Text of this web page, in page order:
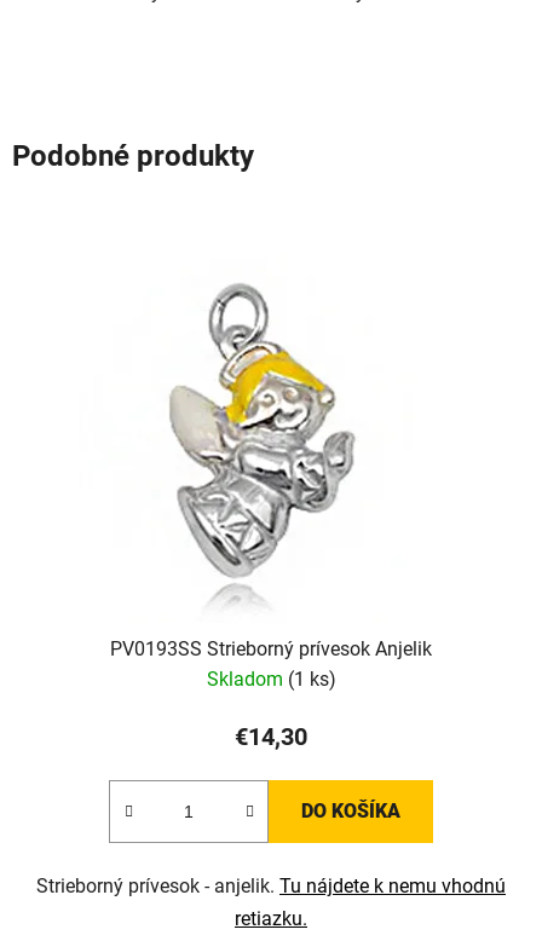
Podobné produkty
PV0193SS Strieborný prívesok Anjelik
Skladom (1 ks)
€14,30
DO KOŠÍKA
Strieborný prívesok - anjelik. Tu nájdete k nemu vhodnú
retiazku.